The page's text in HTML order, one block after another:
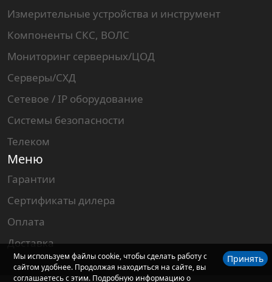
Измерительные устройства и инструмент
Компоненты СКС, ВОЛС
Мониторинг серверных/ЦОД
Серверы/СХД
Сетевое / IP оборудование
Системы безопасности
Телеком
Меню
Гарантии
Сертификаты дилера
Оплата
Доставка
Мы используем файлы cookie, чтобы сделать работу с
сайтом удобнее. Продолжая находиться на сайте, вы
соглашаетесь с этим. Подробную информацию о
Принять